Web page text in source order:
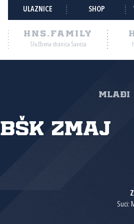
ULAZNICE SHOP
HNS.FAMILY
Službena stranica Saveza
Mlađi
BŠK Zmaj
Suci: